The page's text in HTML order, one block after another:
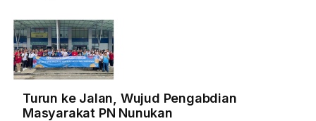
Turun ke Jalan, Wujud Pengabdian
Masyarakat PN Nunukan